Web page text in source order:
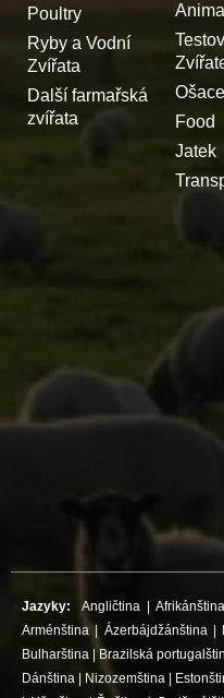
Poultry
Ryby a Vodní
Zvířata
Další farmařská
zvířata
Food
Jatek
Jazyky: Angličtina Afrikánština
Arménština
Ázerbájdžánština|
Bulharština
Brazilská
Dánština
Nizozemština